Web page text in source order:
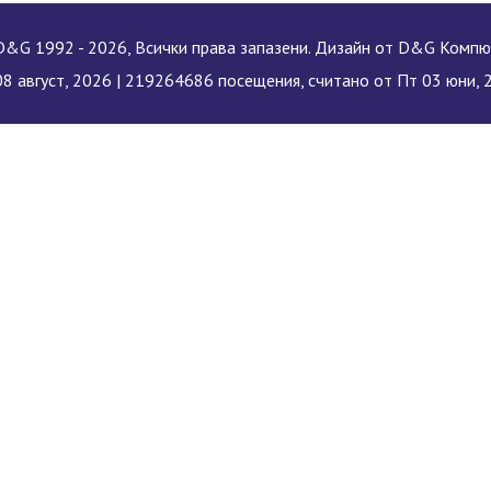
1992 - 2026, Всички права запазени. Дизайн от D&G
август, 2026 | 219264686 посещения, считано от Пт 03 юни,